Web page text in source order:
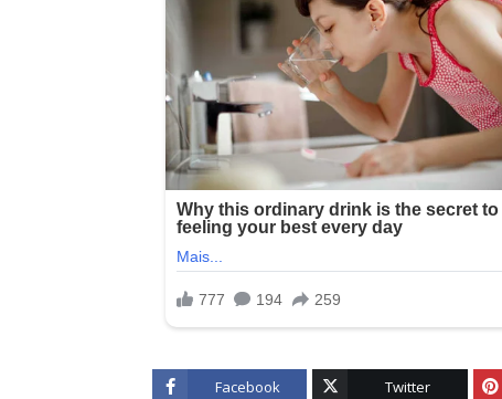
Facebook Twitter